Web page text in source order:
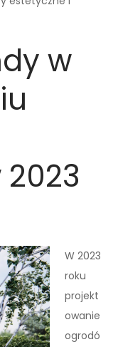
w
W 2023
roku
projekt
owanie
ogrodó